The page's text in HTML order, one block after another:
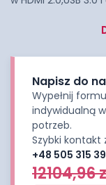
Napisz do
Wypełnij
indywidualną
potrzeb.
Szybki kontakt
+48 505 315
12104,96